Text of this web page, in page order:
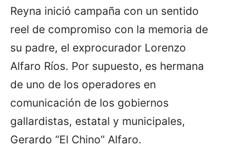
Reyna inició campaña con un sentido
reel de compromiso con la memoria de
su padre, el exprocurador Lorenzo
Alfaro Ríos. Por supuesto, es hermana
de uno de los operadores en
comunicación de los gobiernos
gallardistas, estatal y municipales,
Gerardo “El Chino” Alfaro.